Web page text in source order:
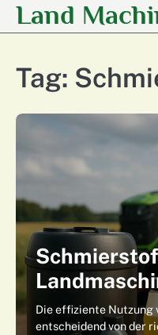
SkipLand
Tag:
Die effiziente Nutzung
entscheidend von der